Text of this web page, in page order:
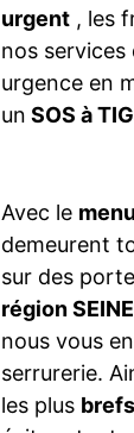
urgent , les
nos services
urgence en
un SOS à
Avec le
demeurent
sur des
région
nous vous
serrurerie.
les plus